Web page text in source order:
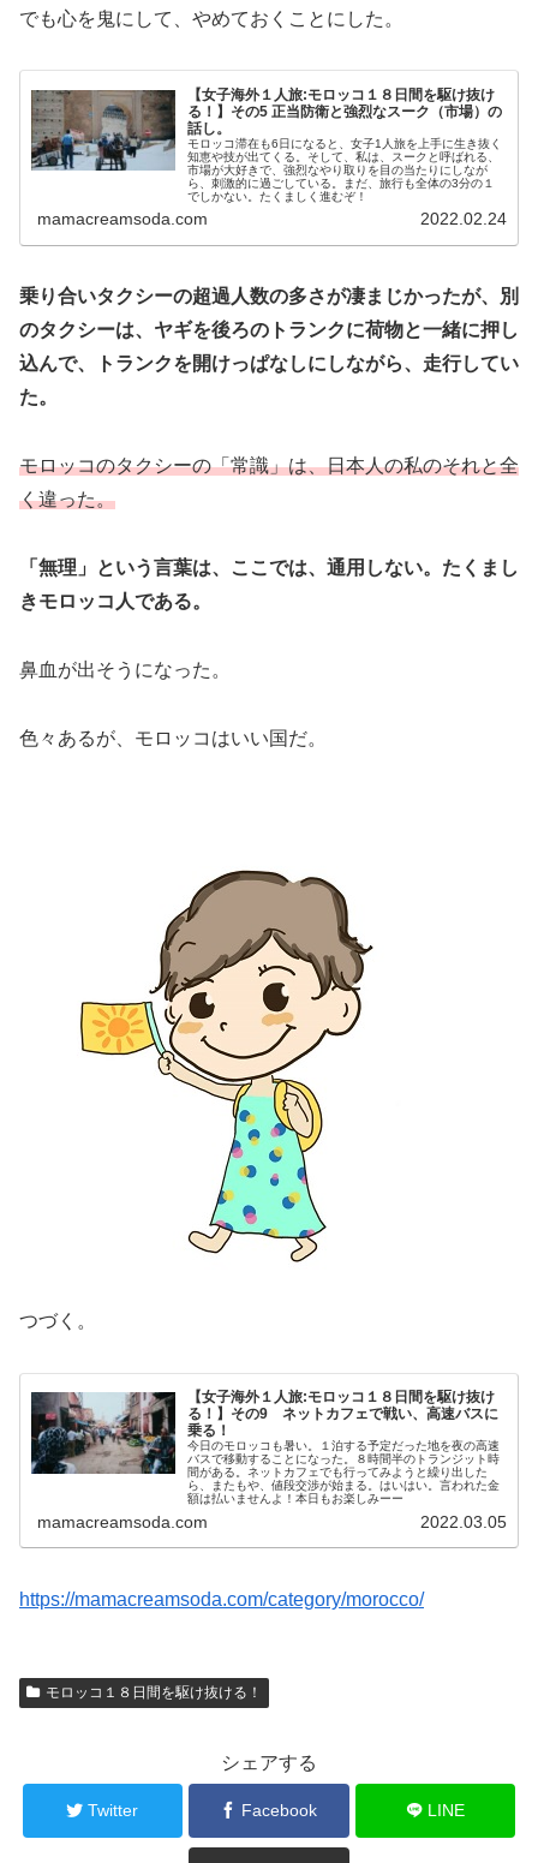
でも心を鬼にして、やめておくことにした。
【女子海外１人旅:モロッコ１８日間を駆け抜け
る！】その5 正当防衛と強烈なスーク（市場）の
話し。
モロッコ滞在も6日になると、女子1人旅を上手に生き抜く
知恵や技が出てくる。そして、私は、スークと呼ばれる、
市場が大好きで、強烈なやり取りを目の当たりにしなが
ら、刺激的に過ごしている。まだ、旅行も全体の3分の１
でしかない。たくましく進むぞ！
mamacreamsoda.com 2022.02.24
乗り合いタクシーの超過人数の多さが凄まじかったが、別
のタクシーは、ヤギを後ろのトランクに荷物と一緒に押し
込んで、トランクを開けっぱなしにしながら、走行してい
た。
モロッコのタクシーの「常識」は、日本人の私のそれと全
く違った。
「無理」という言葉は、ここでは、通用しない。たくまし
きモロッコ人である。
鼻血が出そうになった。
色々あるが、モロッコはいい国だ。
つづく。
【女子海外１人旅:モロッコ１８日間を駆け抜け
る！】その9 ネットカフェで戦い、高速バスに
乗る！
今日のモロッコも暑い。１泊する予定だった地を夜の高速
バスで移動することになった。８時間半のトランジット時
間がある。ネットカフェでも行ってみようと繰り出した
ら、またもや、値段交渉が始まる。はいはい。言われた金
額は払いませんよ！本日もお楽しみーー
mamacreamsoda.com 2022.03.05
https://mamacreamsoda.com/category/morocco/
モロッコ１８日間を駆け抜ける！
シェアする
Twitter Facebook LINE